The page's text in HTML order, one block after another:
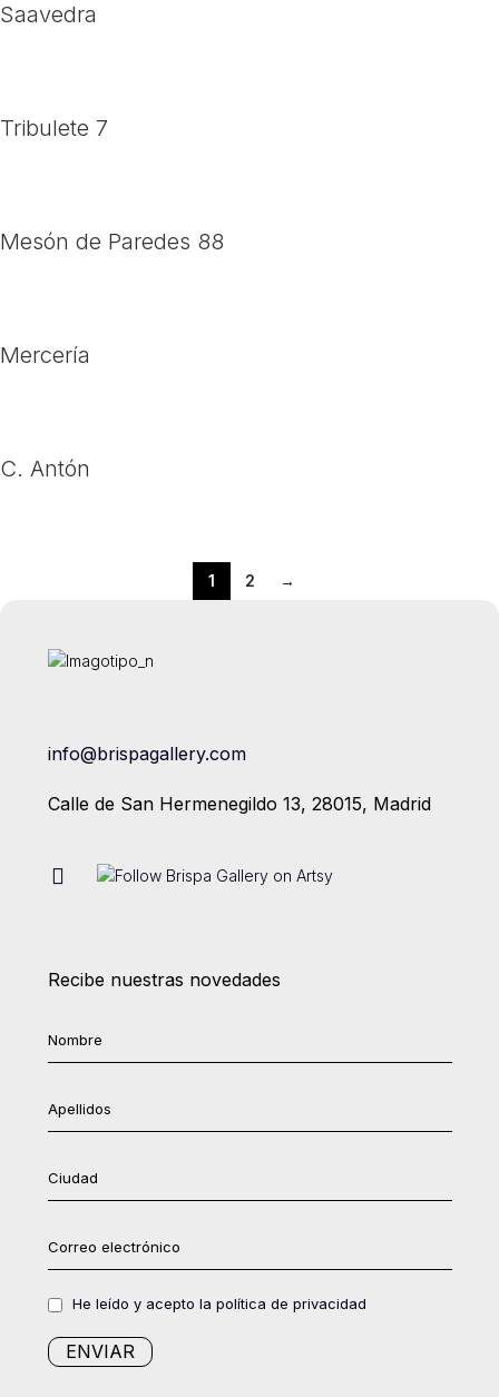
Saavedra
Tribulete 7
Mesón de Paredes 88
Mercería
C. Antón
1 2 →
info@brispagallery.com
Calle de San Hermenegildo 13, 28015, Madrid
Recibe nuestras novedades
He leído y acepto la política de privacidad